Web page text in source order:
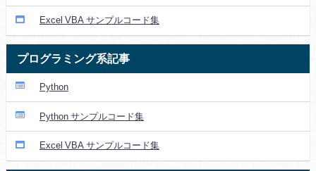
Excel VBA サンプルコード集
プログラミング系記事
Python
Python サンプルコード集
Excel VBA サンプルコード集